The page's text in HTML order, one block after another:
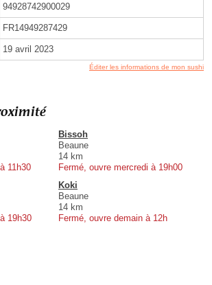
94928742900029
FR14949287429
19 avril 2023
Éditer les informations de mon sushi
11h30
Bissoh
Beaune
14 km
Fermé, ouvre mercredi à 19h00
19h30
Koki
Beaune
14 km
Fermé, ouvre demain à 12h